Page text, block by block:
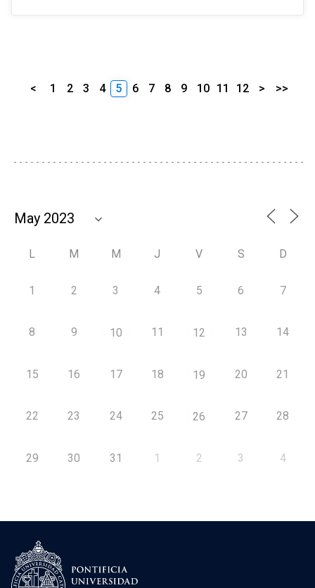
< 1 2 3 4 5 6 7 8 9 10 11 12 > >>
L M M J V S D
1 2 3 4 5 6 7
8 9 10 11 12 13 14
15 16 17 18 19 20 21
22 23 24 25 26 27 28
29 30 31 1 2 3 4